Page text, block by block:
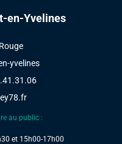
en-Yvelines
yvelines
au public :
et 15h00-17h00